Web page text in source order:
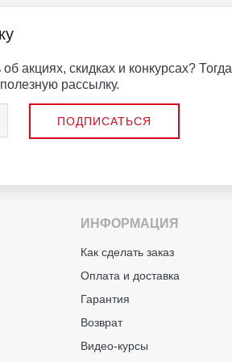
акциях, скидках и конкурсах? Тогда
рассылку.
ИНФОРМАЦИЯ
Как сделать заказ
Оплата и доставка
Гарантия
Возврат
Видео-курсы